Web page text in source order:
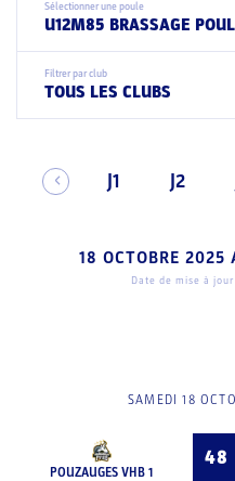
Sélectionner une poule
U12M85 BRASSAGE
Filtrer par club
TOUS LES CLUBS
J1 J2
18 OCTOBRE 2025
Date de mise à jour
SAMEDI 18
POUZAUGES VHB 1
48